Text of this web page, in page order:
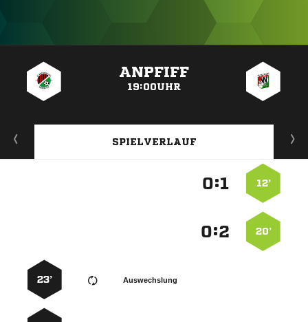
ANPFIFF
19:00UHR
SPIELVERLAUF
12’
:
20’
:
Auswechslung
23’